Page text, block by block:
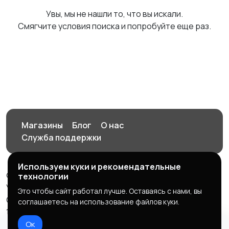
Увы, мы не нашли то, что вы искали.
Смягчите условия поиска и попробуйте еще раз.
Магазины Блог
О нас
Служба поддержки
© 2026 Орен-АЙ - Авто | Недвижимость | Работа |
Услуги
Создал Карусов Е.С ООО "ЦПК" ИНН 5609203278 ОГРН
1235600008841
Используем куки и рекомендательные
технологии
Это чтобы сайт работал лучше. Оставаясь с нами, вы
соглашаетесь на использование файлов куки.
Ок